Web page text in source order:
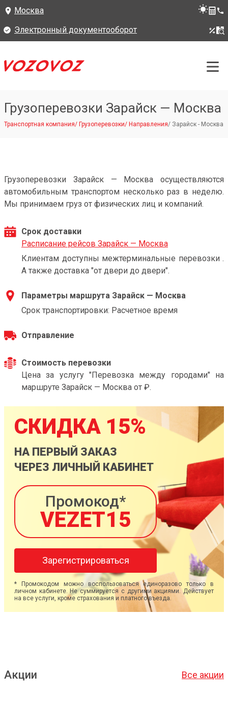
Москва
Электронный документооборот
Грузоперевозки Зарайск — Москва
Транспортная компания/ Грузоперевозки/ Направления/ Зарайск - Москва
Грузоперевозки Зарайск — Москва осуществляются
автомобильным транспортом несколько раз в неделю.
Мы принимаем груз от физических лиц и компаний.
Срок доставки
Расписание рейсов Зарайск — Москва
Клиентам доступны межтерминальные перевозки .
А также доставка "от двери до двери".
Параметры маршрута Зарайск — Москва
Срок транспортировки: Расчетное время
Отправление
Стоимость перевозки
Цена за услугу "Перевозка между городами" на
маршруте Зарайск — Москва от ₽.
СКИДКА 15%
НА ПЕРВЫЙ ЗАКАЗ
ЧЕРЕЗ ЛИЧНЫЙ КАБИНЕТ
Промокод*
VEZET15
Зарегистрироваться
* Промокодом можно воспользоваться единоразово только в
личном кабинете. Не суммируется с другими акциями. Действует
на все услуги, кроме страхования и платного въезда.
Акции Все акции